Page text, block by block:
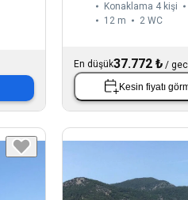
Konaklama 4 kişi
12 m
2 WC
En düşük37.772 ₺/
Kesin fiyatı